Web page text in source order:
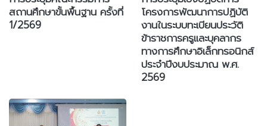
สถานศึกษาขั้นพื้นฐาน ครั้งที่
1/2569
โครงการพัฒนาการปฏิบัติ
งานในระบบทะเบียนประวัติ
ข้าราชการครูและบุคลากร
ทางการศึกษาอิเล็กทรอนิกส์
ประจำปีงบประมาณ พ.ศ.
2569